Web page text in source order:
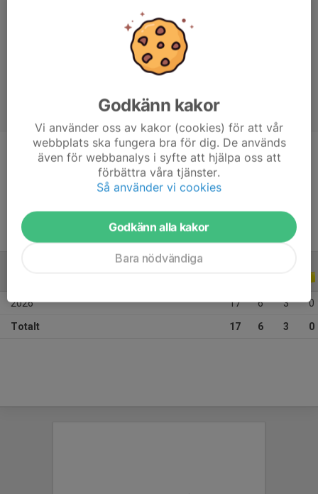
Position
Mittfältare
14 år
2026 17 6 3 0
Totalt 17 6 3 0
Godkänn kakor
Vi använder oss av kakor (cookies) för att vår
webbplats ska fungera bra för dig. De används
även för webbanalys i syfte att hjälpa oss att
förbättra våra tjänster.
Så använder vi cookies
Godkänn alla kakor
Bara nödvändiga